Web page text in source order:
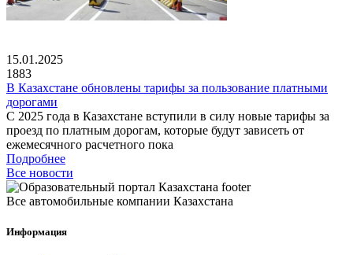
15.01.2025
1883
В Казахстане обновлены тарифы за пользование платными
дорогами
С 2025 года в Казахстане вступили в силу новые тарифы за
проезд по платным дорогам, которые будут зависеть от
ежемесячного расчетного пока
Подробнее
Все новости
Все автомобильные компании Казахстана
Информация